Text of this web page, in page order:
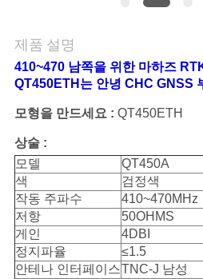
인
용
문
을
요
구
하
세
제품 설명
410~470 남쪽을 위한 마하즈
QT450ETH는 안녕 CHC GNSS
모형을 만드세요 : QT450ETH
상술 :
모델
QT450A
색
검정색
작동 주파수
410~470MHz
저항
50OHMS
게인
4DBI
정지파율
≤1.5
안테나 인터페이스TNC-J 남성